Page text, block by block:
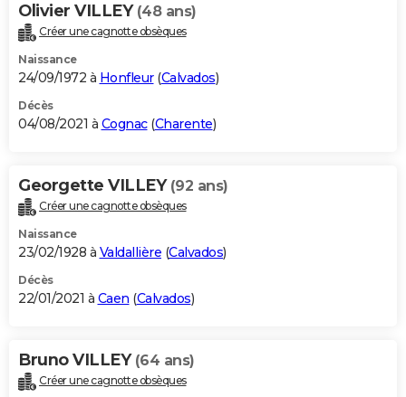
Olivier VILLEY (48 ans)
Créer une cagnotte obsèques
Naissance
24/09/1972 à Honfleur(Calvados)
Décès
04/08/2021 à Cognac(Charente)
Georgette VILLEY (92 ans)
Créer une cagnotte obsèques
Naissance
23/02/1928 à Valdallière (Calvados)
Décès
22/01/2021 à Caen (Calvados)
Bruno VILLEY (64 ans)
Créer une cagnotte obsèques